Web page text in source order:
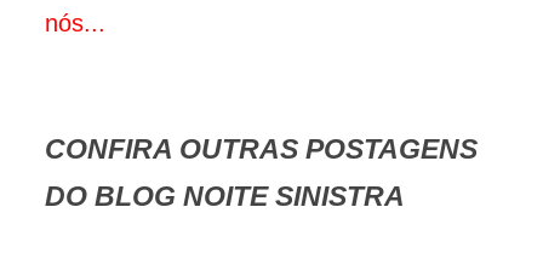
nós...
CONFIRA OUTRAS POSTAGENS
DO BLOG NOITE SINISTRA